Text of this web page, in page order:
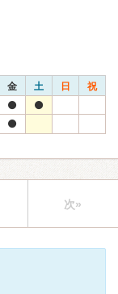
金 土 日 祝
次»